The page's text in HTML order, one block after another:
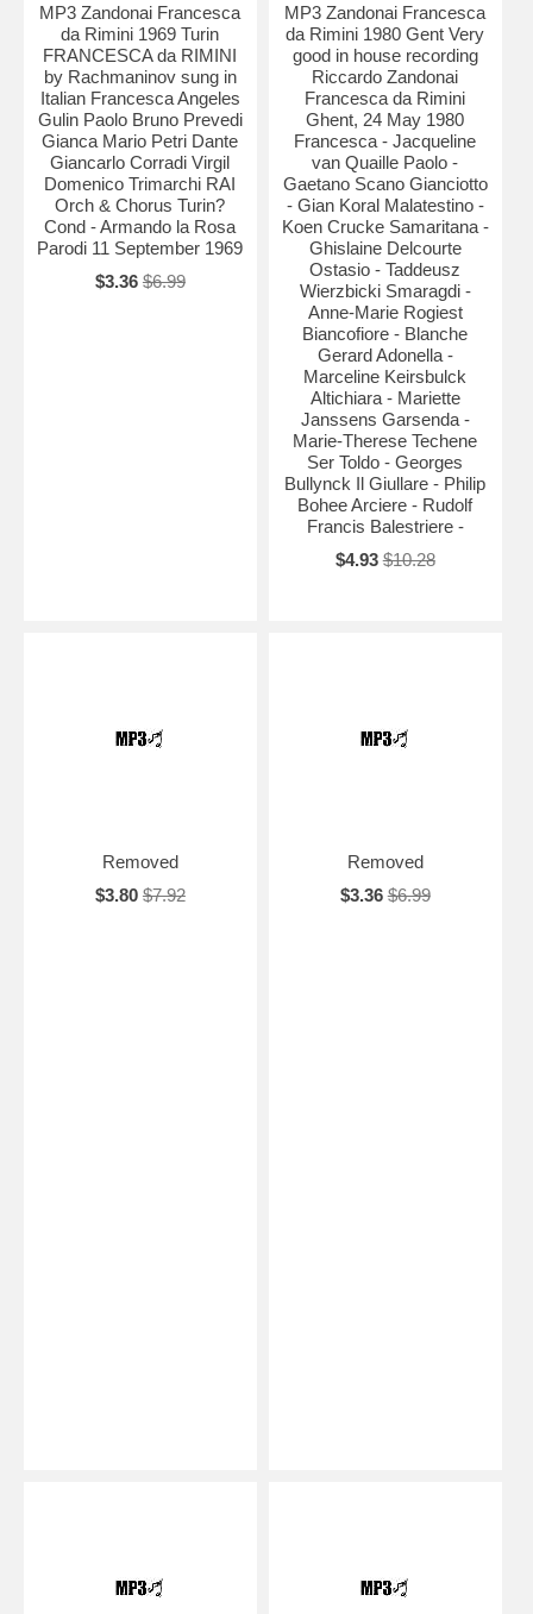
MP3 Zandonai Francesca
da Rimini 1969 Turin
FRANCESCA da RIMINI
by Rachmaninov sung in
Italian Francesca Angeles
Gulin Paolo Bruno Prevedi
Gianca Mario Petri Dante
Giancarlo Corradi Virgil
Domenico Trimarchi RAI
Orch & Chorus Turin?
Cond - Armando la Rosa
Parodi 11 September 1969
$3.36 $6.99
MP3 Zandonai Francesca
da Rimini 1980 Gent Very
good in house recording
Riccardo Zandonai
Francesca da Rimini
Ghent, 24 May 1980
Francesca - Jacqueline
van Quaille Paolo -
Gaetano Scano Gianciotto
- Gian Koral Malatestino -
Koen Crucke Samaritana -
Ghislaine Delcourte
Ostasio - Taddeusz
Wierzbicki Smaragdi -
Anne-Marie Rogiest
Biancofiore - Blanche
Gerard Adonella -
Marceline Keirsbulck
Altichiara - Mariette
Janssens Garsenda -
Marie-Therese Techene
Ser Toldo - Georges
Bullynck Il Giullare - Philip
Bohee Arciere - Rudolf
Francis Balestriere -
$4.93 $10.28
Removed
$3.80 $7.92
Removed
$3.36 $6.99